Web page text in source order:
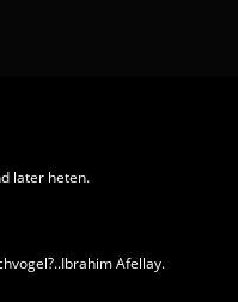
later heten.
Afellay.